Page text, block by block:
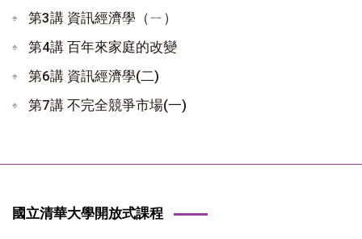
第3講 資訊經濟學（ㄧ）
第4講 百年來家庭的改變
第6講 資訊經濟學(二)
第7講 不完全競爭市場(一)
國立清華大學開放式課程